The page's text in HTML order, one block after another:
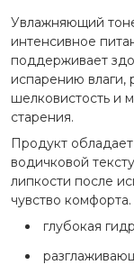
Увлажняющий
интенсивное
поддерживает
испарению влаги,
шелковистость и
старения.
Продукт
водичковой
липкости после
чувство комфорта.
глубокая